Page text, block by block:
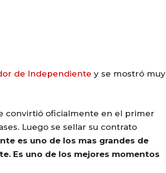
de Independiente y se mostró muy
convirtió oficialmente en el primer
Luego se sellar su contrato
es uno de los mas grandes de
Es uno de los mejores momentos